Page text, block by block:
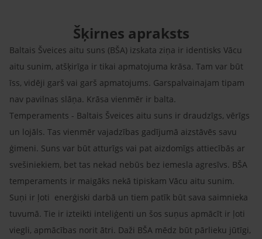
Šķirnes apraksts
Baltais Šveices aitu suns (BŠA) izskata ziņa ir identisks Vācu
aitu sunim, atšķirīga ir tikai apmatojuma krāsa. Tam var būt
īss, vidēji garš vai garš apmatojums. Garspalvainajam tipam
nav pavilnas slāņa. Krāsa vienmēr ir balta.
Temperaments - Baltais Šveices aitu suns ir draudzīgs, vērīgs
un lojāls. Tas vienmēr vajadzības gadījumā aizstāvēs savu
ģimeni. Suns var būt atturīgs vai pat aizdomīgs attiecībās ar
svešiniekiem, bet tas nekad nebūs bez iemesla agresīvs. BŠA
temperaments ir maigāks nekā tipiskam Vācu aitu sunim.
Suņi ir ļoti enerģiski darbā un tiem patīk būt sava saimnieka
tuvumā. Tie ir izteikti inteliģenti un šos suņus apmācīt ir ļoti
viegli, apmācības norit ātri. Daži BŠA mēdz būt pārlieku jūtīgi,